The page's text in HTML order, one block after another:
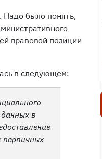
Надо было понять,
правовой позиции
в следующем:
данных в
первичных